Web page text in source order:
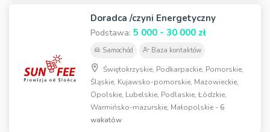
Doradca /czyni Energetyczny
Podstawa: 5 000 - 30 000 zł
Samochód Baza kontaktów
Świętokrzyskie, Podkarpackie, Pomorskie,
Śląskie, Kujawsko-pomorskie, Mazowieckie,
Opolskie, Lubelskie, Podlaskie, Łódzkie,
Warmińsko-mazurskie, Małopolskie - 6
wakatów